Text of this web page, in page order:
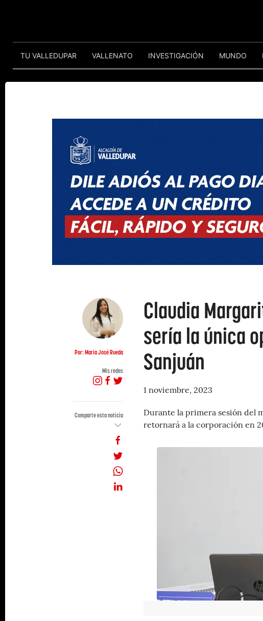
TU VALLEDUPAR VALLENATO INVESTIGACIÓN MUNDO
Por: María José Rueda
Mis redes
Comparte esta noticia
Claudia
sería la única
Sanjuán
1 noviembre, 2023
Durante la primera sesión del
retornará a la corporación en